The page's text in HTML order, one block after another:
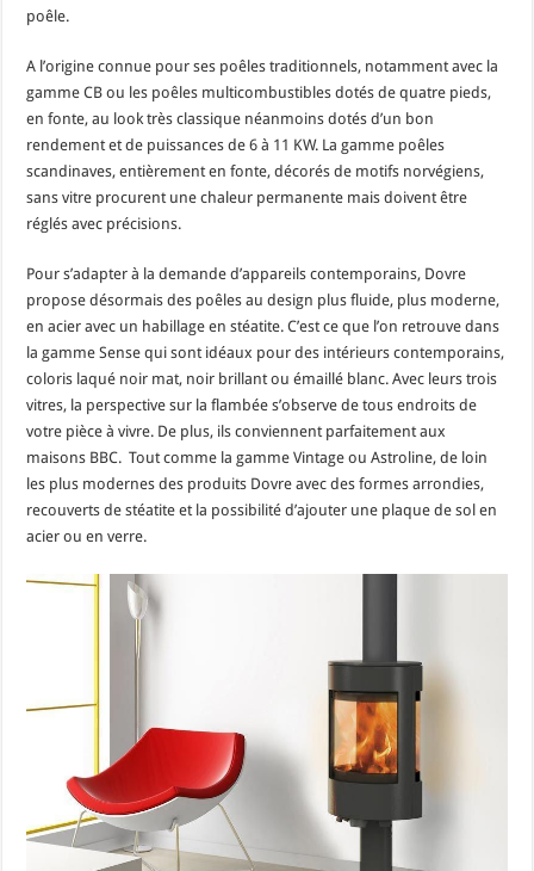
poêle.
A l’origine connue pour ses poêles traditionnels, notamment avec la
gamme CB ou les poêles multicombustibles dotés de quatre pieds,
en fonte, au look très classique néanmoins dotés d’un bon
rendement et de puissances de 6 à 11 KW. La gamme poêles
scandinaves, entièrement en fonte, décorés de motifs norvégiens,
sans vitre procurent une chaleur permanente mais doivent être
réglés avec précisions.
Pour s’adapter à la demande d’appareils contemporains, Dovre
propose désormais des poêles au design plus fluide, plus moderne,
en acier avec un habillage en stéatite. C’est ce que l’on retrouve dans
la gamme Sense qui sont idéaux pour des intérieurs contemporains,
coloris laqué noir mat, noir brillant ou émaillé blanc. Avec leurs trois
vitres, la perspective sur la flambée s’observe de tous endroits de
votre pièce à vivre. De plus, ils conviennent parfaitement aux
maisons BBC. Tout comme la gamme Vintage ou Astroline, de loin
les plus modernes des produits Dovre avec des formes arrondies,
recouverts de stéatite et la possibilité d’ajouter une plaque de sol en
acier ou en verre.